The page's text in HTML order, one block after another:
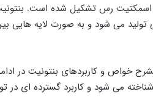
رس تشکیل شده است.
تولید می شود و به صورت لایه هایی
خواص و کاربردهای بنتونیت در
می شود و کاربرد گسترده ای در